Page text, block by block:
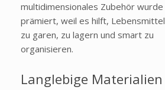
multidimensionales Zubehör wurde
prämiert, weil es hilft, Lebensmittel
zu garen, zu lagern und smart zu
organisieren.
Langlebige Materialien